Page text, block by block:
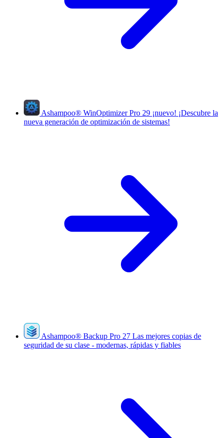
Ashampoo® WinOptimizer Pro 29 ¡nuevo! ¡Descubre la
nueva generación de optimización de sistemas!
Ashampoo® Backup Pro 27 Las mejores copias de
seguridad de su clase - modernas, rápidas y fiables